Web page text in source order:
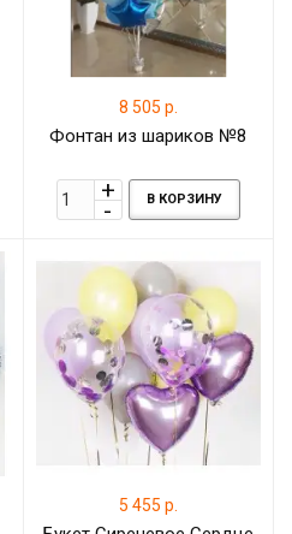
8 505 р.
Фонтан из шариков №8
В КОРЗИНУ
5 455 р.